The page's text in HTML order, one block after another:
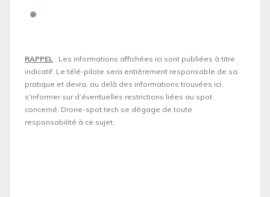
RAPPEL : Les informations affichées ici sont publiées à titre
indicatif. Le télé-pilote sera entièrement responsable de sa
pratique et devra, au delà des informations trouvées ici,
s'informer sur d’éventuelles restrictions liées au spot
concerné. Drone-spot.tech se dégage de toute
responsabilité à ce sujet.